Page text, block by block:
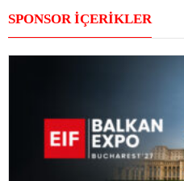
SPONSOR İÇERİKLER